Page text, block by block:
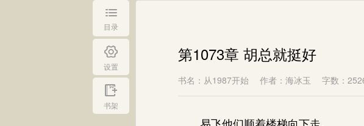
目录
设置
书架
第1073章 胡总就挺好
书名：从1987开始 作者：海冰玉 字数：